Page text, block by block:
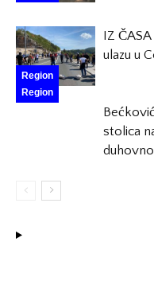
Region
IZ
ulazu u
Region
stolica